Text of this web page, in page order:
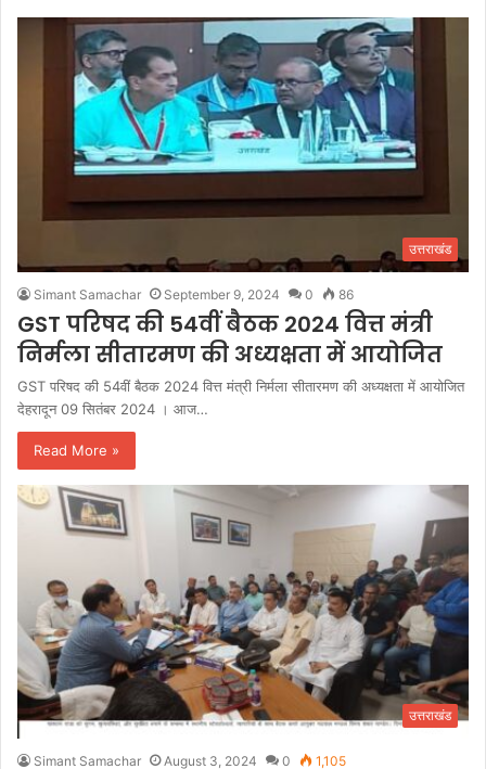
उत्तराखंड
Simant Samachar September 9, 2024 0 86
GST परिषद की 54वीं बैठक 2024 वित्त मंत्री
निर्मला सीतारमण की अध्यक्षता में आयोजित
GST परिषद की 54वीं बैठक 2024 वित्त मंत्री निर्मला सीतारमण की अध्यक्षता में आयोजित
देहरादून 09 सितंबर 2024 । आज…
Read More »
उत्तराखंड
Simant Samachar August 3, 2024 0 1,105